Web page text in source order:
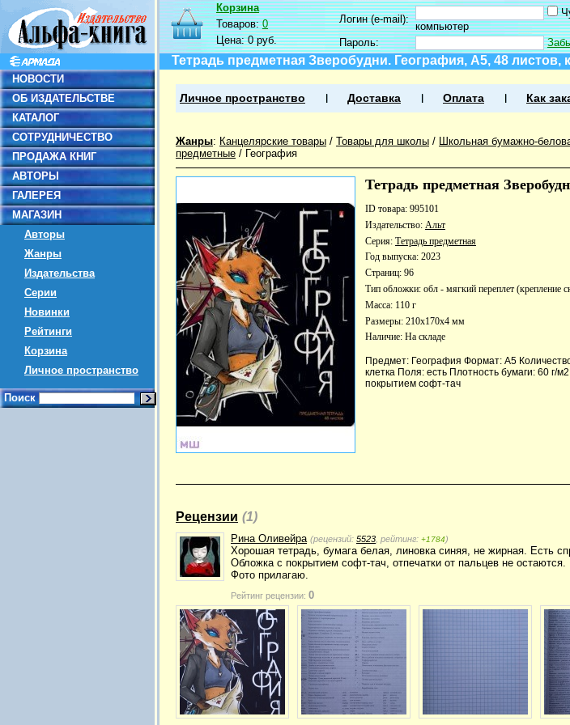
НОВОСТИ
ОБ ИЗДАТЕЛЬСТВЕ
КАТАЛОГ
СОТРУДНИЧЕСТВО
ПРОДАЖА КНИГ
АВТОРЫ
ГАЛЕРЕЯ
МАГАЗИН
Авторы
Жанры
Издательства
Серии
Новинки
Рейтинги
Корзина
Личное пространство
Поиск
Корзина
Товаров:0
Цена:0 руб.
Логин (e-mail):
компьютер
Пароль:
Тетрадь предметная Зверобудни. География, А5, 48 листов,
Личное пространство Доставка Оплата Как
Жанры: Канцелярские товары / Товары для школы / Школьная бумажно-
предметные / География
Тетрадь предметная
ID товара: 995101
Издательство: Альт
Серия: Тетрадь предметная
Год выпуска: 2023
Страниц: 96
Тип обложки: обл - мягкий переплет (крепление
Масса: 110 г
Размеры: 210x170x4 мм
Наличие: На складе
Предмет: География Формат: А5
клетка Поля: есть Плотность бумаги: 60 г/
покрытием софт-тач
Рецензии (1)
Рина Оливейра (рецензий: 5523 , рейтинг: +1784)
Хорошая тетрадь, бумага белая, линовка синяя, не жирная. Есть
Обложка с покрытием софт-тач, отпечатки от пальцев не остаются.
Фото прилагаю.
Рейтинг рецензии: 0